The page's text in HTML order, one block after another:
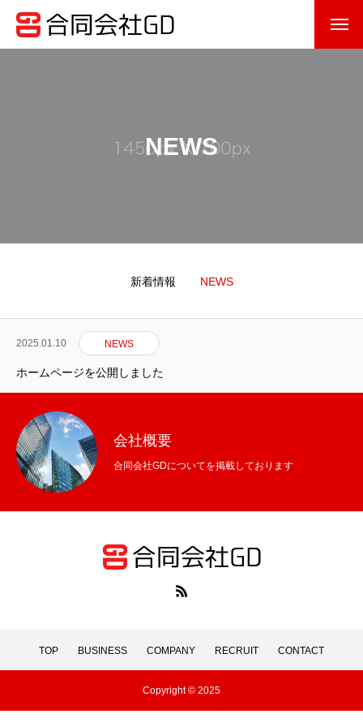
TOP
COMPANY
TOP BUSINESS COMPANY RECRUIT CONTACT
NEWS
新着情報 NEWS
2025.01.10 NEWS
ホームページを公開しました
会社概要
合同会社GDについてを掲載しております
TOP BUSINESS COMPANY RECRUIT CONTACT
Copyright © 2025